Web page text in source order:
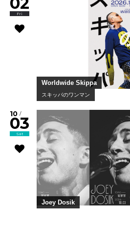
Fri
Worldwide Skippa
スキッパのワンマン
10 /
03
Sat
Joey Dosik